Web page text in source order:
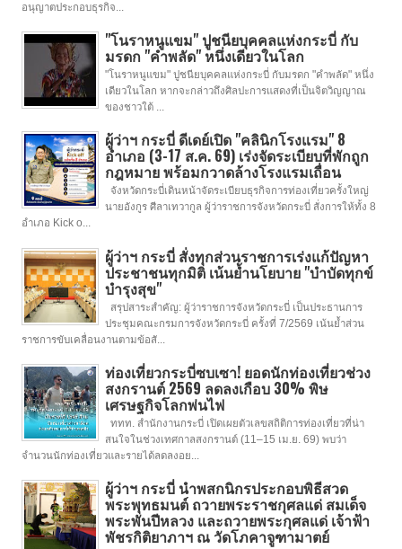
อนุญาตประกอบธุรกิจ...
"โนราหนูแขม" ปูชนียบุคคลแห่งกระบี่ กับ
มรดก "คำพลัด" หนึ่งเดียวในโลก
"โนราหนูแขม" ปูชนียบุคคลแห่งกระบี่ กับมรดก "คำพลัด" หนึ่ง
เดียวในโลก หากจะกล่าวถึงศิลปะการแสดงที่เป็นจิตวิญญาณ
ของชาวใต้ ...
ผู้ว่าฯ กระบี่ ดีเดย์เปิด "คลินิกโรงแรม" 8
อำเภอ (3-17 ส.ค. 69) เร่งจัดระเบียบที่พักถูก
กฎหมาย พร้อมกวาดล้างโรงแรมเถื่อน
จังหวัดกระบี่เดินหน้าจัดระเบียบธุรกิจการท่องเที่ยวครั้งใหญ่
นายอังกูร ศีลาเทวากูล ผู้ว่าราชการจังหวัดกระบี่ สั่งการให้ทั้ง 8
อำเภอ Kick o...
ผู้ว่าฯ กระบี่ สั่งทุกส่วนราชการเร่งแก้ปัญหา
ประชาชนทุกมิติ เน้นย้ำนโยบาย "บำบัดทุกข์
บำรุงสุข"
สรุปสาระสำคัญ: ผู้ว่าราชการจังหวัดกระบี่ เป็นประธานการ
ประชุมคณะกรมการจังหวัดกระบี่ ครั้งที่ 7/2569 เน้นย้ำส่วน
ราชการขับเคลื่อนงานตามข้อสั...
ท่องเที่ยวกระบี่ซบเซา! ยอดนักท่องเที่ยวช่วง
สงกรานต์ 2569 ลดลงเกือบ 30% พิษ
เศรษฐกิจโลกพ่นไฟ
ททท. สำนักงานกระบี่ เปิดเผยตัวเลขสถิติการท่องเที่ยวที่น่า
สนใจในช่วงเทศกาลสงกรานต์ (11–15 เม.ย. 69) พบว่า
จำนวนนักท่องเที่ยวและรายได้ลดลงอย...
ผู้ว่าฯ กระบี่ นำพสกนิกรประกอบพิธีสวด
พระพุทธมนต์ ถวายพระราชกุศลแด่ สมเด็จ
พระพันปีหลวง และถวายพระกุศลแด่ เจ้าฟ้า
พัชรกิติยาภาฯ ณ วัดโภคาจูฑามาตย์